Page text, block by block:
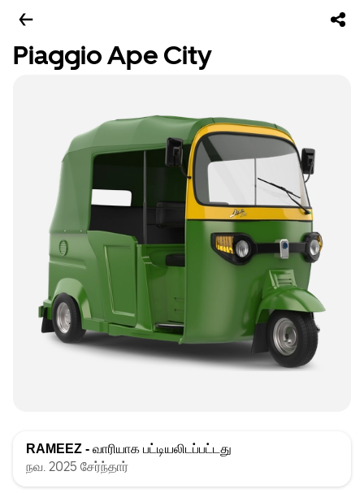
Piaggio Ape City
RAMEEZ - வாரியாக பட்டியலிடப்பட்டது
நவ. 2025 சேர்ந்தார்